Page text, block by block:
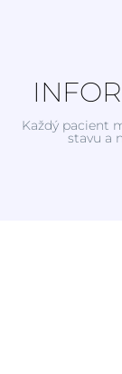
Každý pacient
stavu a